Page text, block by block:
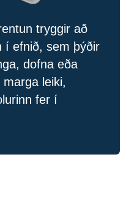
tryggir að
í efnið, sem þýðir
dofna eða
leiki,
fer í